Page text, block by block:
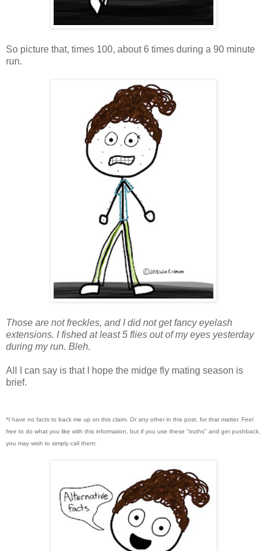
So picture that, times 100, about 6 times during a 90 minute
run.
Those are not freckles, and I did not get fancy eyelash
extensions. I fished at least 5 flies out of my eyes yesterday
during my run. Bleh.
All I can say is that I hope the midge fly mating season is
brief.
*I have no facts to back me up on this claim. Or any other in this post, for that matter. Feel
free to do what you like with this information, but if you use these "truths" and get pushback,
you may wish to simply call them: